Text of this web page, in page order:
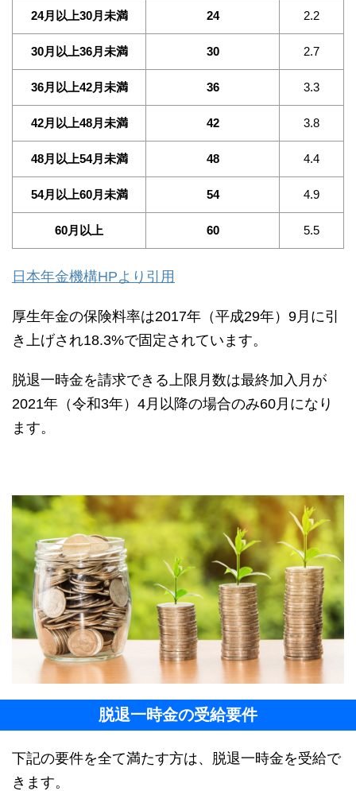
24月以上30月未満 24 2.2
30月以上36月未満 30 2.7
36月以上42月未満 36 3.3
42月以上48月未満 42 3.8
48月以上54月未満 48 4.4
54月以上60月未満 54 4.9
60月以上 60 5.5
日本年金機構HPより引用
厚生年金の保険料率は2017年（平成29年）9月に引
き上げされ18.3%で固定されています。
脱退一時金を請求できる上限月数は最終加入月が
2021年（令和3年）4月以降の場合のみ60月になり
ます。
脱退一時金の受給要件
下記の要件を全て満たす方は、脱退一時金を受給で
きます。